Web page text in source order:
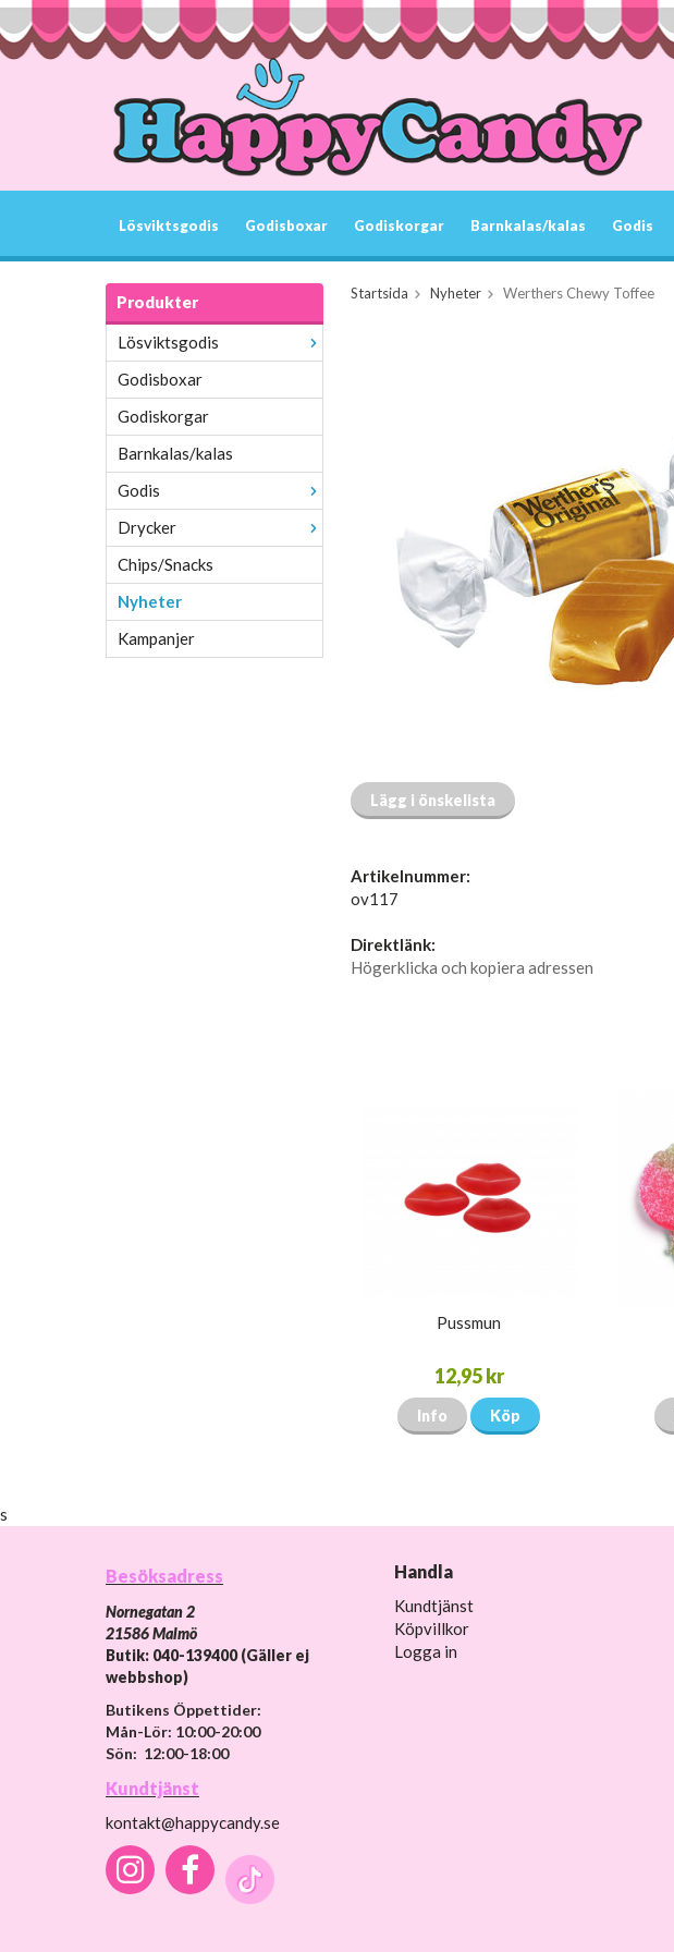
Lösviktsgodis Godisboxar Godiskorgar Barnkalas/kalas Godis
Produkter
Lösviktsgodis
Godisboxar
Godiskorgar
Barnkalas/kalas
Godis
Drycker
Chips/Snacks
Nyheter
Kampanjer
Startsida Nyheter Werthers Chewy Toffee
Lägg i önskelista
Artikelnummer:
ov117
Direktlänk:
Högerklicka och kopiera adressen
Pussmun
12,95 kr
Info Köp
s
Besöksadress
Nornegatan 2
21586 Malmö
Butik: 040-139400 (Gäller ej
webbshop)
Butikens Öppettider:
Mån-Lör: 10:00-20:00
Sön: 12:00-18:00
Kundtjänst
kontakt@happycandy.se
Handla
Kundtjänst
Köpvillkor
Logga in